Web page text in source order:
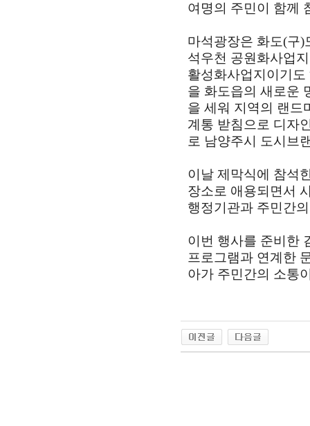
여명의 주민이 함께
마석광장은 화도(구)
석우천 공원화사업
활성화사업지이기도
을 화도읍의 새로운
을 세워 지역의 랜드
계통 받침으로 디자
로 남양주시 도시브
이날 제막식에 참석
장소로 애용되면서
행정기관과 주민간
이번 행사를 준비한
프로그램과 연계한
아가 주민간의 소통